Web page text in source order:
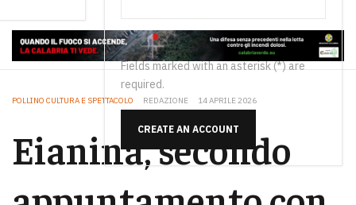
Fields marked with an asterisk (*) are
required.
CREATE AN ACCOUNT
POLLINO CULTURA E SPETTACOLO REDAZIONE 14 APRILE 2026
Eianina, secondo